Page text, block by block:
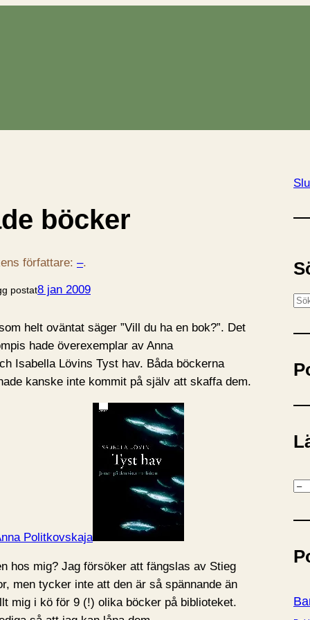
böcker
författare: –.
postat8 jan 2009
helt oväntat säger ”Vill du ha en bok?”. Det
hade överexemplar av Anna
Isabella Lövins Tyst hav. Båda böckerna
kanske inte kommit på själv att skaffa dem.
hos mig? Jag försöker att fängslas av Stieg
men tycker inte att den är så spännande än
mig i kö för 9 (!) olika böcker på biblioteket.
S
k
K
t
g
i